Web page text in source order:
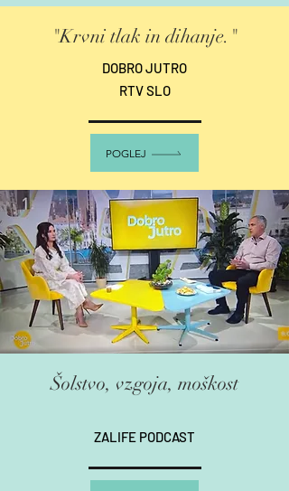
"Krvni tlak in dihanje."
DOBRO JUTRO
RTV SLO
POGLEJ
Šolstvo, vzgoja, moškost
ZALIFE PODCAST